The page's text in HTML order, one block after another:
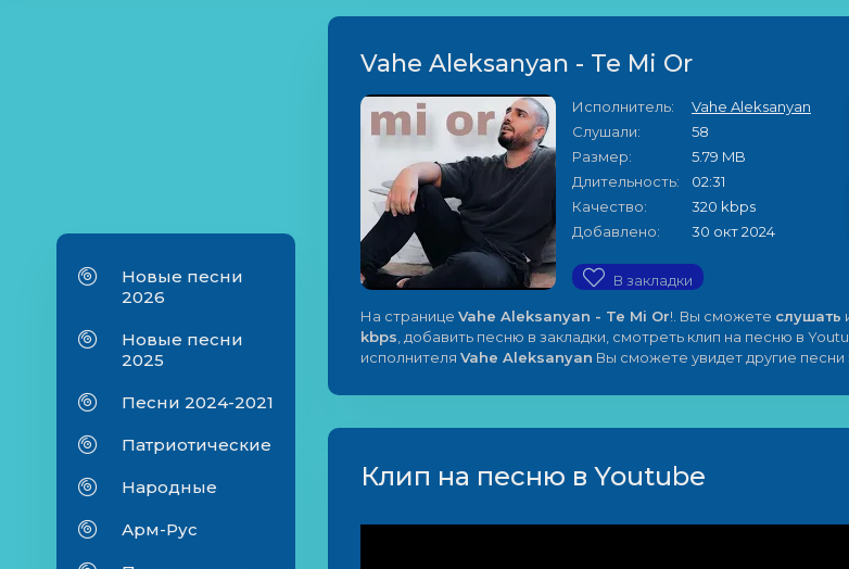
Новые песни
2026
Новые песни
2025
Песни 2024-2021
Патриотические
Народные
Арм-Рус
Vahe Aleksanyan - Te Mi Or
Исполнитель:
Vahe Aleksanyan
Слушали:
58
Размер:
5.79 MB
Длительность:
02:31
Качество:
320 kbps
Добавлено:
30 окт 2024
В закладки
На странице Vahe Aleksanyan - Te Mi Or!. Вы сможете слушать
kbps , добавить песню в закладки, смотреть клип на песню в
исполнителя Vahe Aleksanyan Вы сможете увидет другие песни
Клип на песню в Youtube